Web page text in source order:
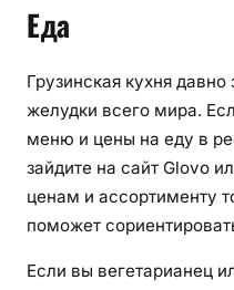
Еда
Грузинская кухня
желудки всего мира.
меню и цены на еду в
зайдите на сайт Glovo
ценам и ассортименту
поможет
Если вы вегетарианец